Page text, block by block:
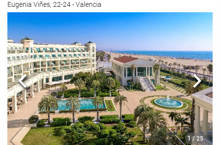
Eugenia Viñes, 22-24 - Valencia
1 / 25
Anterioară